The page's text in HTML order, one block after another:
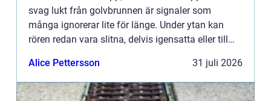
svag lukt från golvbrunnen är signaler som
många ignorerar lite för länge. Under ytan kan
rören redan vara slitna, delvis igensatta eller till
Rörinspektion Uppsala ...
Alice Pettersson 31 juli 2026